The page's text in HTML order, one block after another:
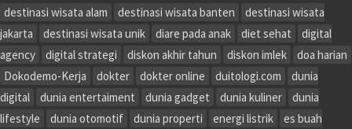
destinasi wisata alam
destinasi wisata banten
destinasi wisata
jakarta
destinasi wisata unik diare pada anak diet sehat
digital
agency
digital strategi diskon akhir tahun diskon imlek
doa harian
Dokodemo-Kerja
dokter dokter online duitologi.com
dunia
digital
dunia entertaiment dunia gadget dunia kuliner
dunia
lifestyle
dunia otomotif dunia properti energi listrik
es buah